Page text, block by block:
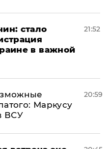
стало
в важной
21:52
Маркусу
ВСУ
20:59